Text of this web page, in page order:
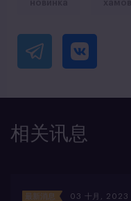
相关讯息
最新消息 03 十月, 2023